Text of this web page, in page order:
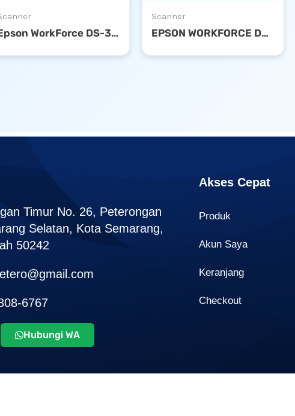
Epson WorkForce DS-310 Portable Sheet-fed DOCUMENT SCANNER
Scanner
EPSON WORKFORCE DS-360W Wi-Fi PORTABLE Sheet-fed DOCUMENT SCANNER
Timur No. 26, Peterongan
Selatan, Kota Semarang,
50242
6767
Hubungi WA
Akses Cepat
Produk
Akun Saya
Keranjang
Checkout